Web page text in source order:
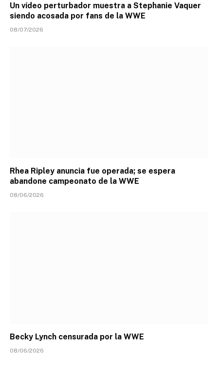
Un vídeo perturbador muestra a Stephanie Vaquer
siendo acosada por fans de la WWE
08/07/2026
Rhea Ripley anuncia fue operada; se espera
abandone campeonato de la WWE
08/06/2026
Becky Lynch censurada por la WWE
08/06/2026